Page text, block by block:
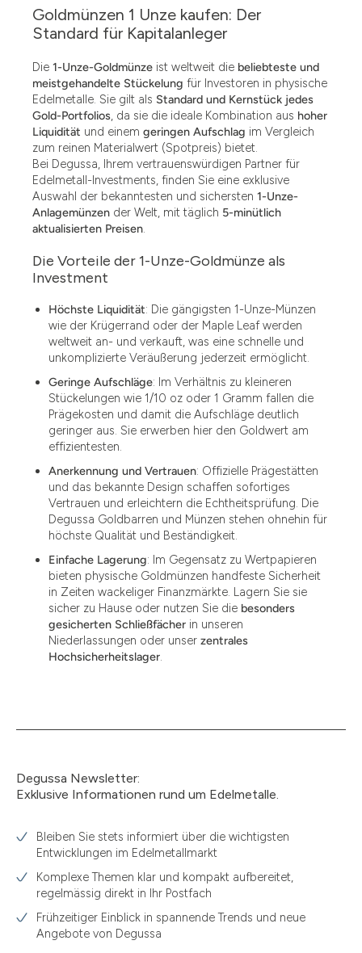
Goldmünzen 1 Unze kaufen: Der
Standard für Kapitalanleger
Die 1-Unze-Goldmünze ist weltweit die beliebteste und
meistgehandelte Stückelung für Investoren in physische
Edelmetalle. Sie gilt als Standard und Kernstück jedes
Gold-Portfolios, da sie die ideale Kombination aus hoher
Liquidität und einem geringen Aufschlag im Vergleich
zum reinen Materialwert (Spotpreis) bietet.
Bei Degussa, Ihrem vertrauenswürdigen Partner für
Edelmetall-Investments, finden Sie eine exklusive
Auswahl der bekanntesten und sichersten 1-Unze-
Anlagemünzen der Welt, mit täglich 5-minütlich
aktualisierten Preisen.
Die Vorteile der 1-Unze-Goldmünze als
Investment
Höchste Liquidität: Die gängigsten 1-Unze-Münzen
wie der Krügerrand oder der Maple Leaf werden
weltweit an- und verkauft, was eine schnelle und
unkomplizierte Veräußerung jederzeit ermöglicht.
Geringe Aufschläge: Im Verhältnis zu kleineren
Stückelungen wie 1/10 oz oder 1 Gramm fallen die
Prägekosten und damit die Aufschläge deutlich
geringer aus. Sie erwerben hier den Goldwert am
effizientesten.
Anerkennung und Vertrauen: Offizielle Prägestätten
und das bekannte Design schaffen sofortiges
Vertrauen und erleichtern die Echtheitsprüfung. Die
Degussa Goldbarren und Münzen stehen ohnehin für
höchste Qualität und Beständigkeit.
Einfache Lagerung: Im Gegensatz zu Wertpapieren
bieten physische Goldmünzen handfeste Sicherheit
in Zeiten wackeliger Finanzmärkte. Lagern Sie sie
sicher zu Hause oder nutzen Sie die besonders
gesicherten Schließfächer in unseren
Niederlassungen oder unser zentrales
Hochsicherheitslager.
Degussa Newsletter:
Exklusive Informationen rund um Edelmetalle.
Bleiben Sie stets informiert über die wichtigsten
Entwicklungen im Edelmetallmarkt
Komplexe Themen klar und kompakt aufbereitet,
regelmässig direkt in Ihr Postfach
Frühzeitiger Einblick in spannende Trends und neue
Angebote von Degussa